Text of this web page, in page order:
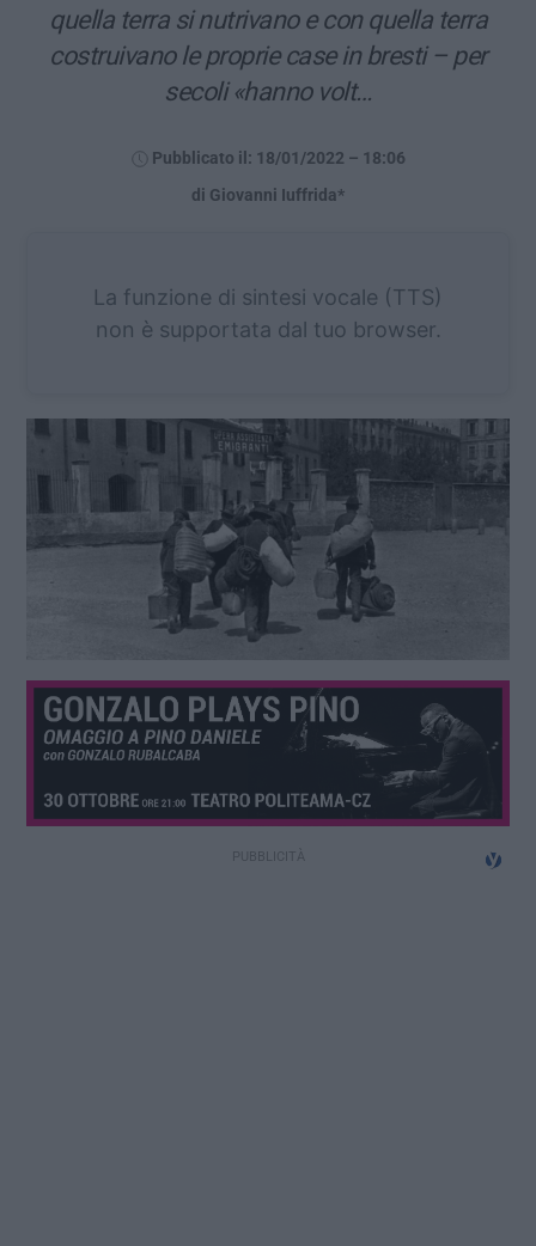
quella terra si nutrivano e con quella terra
costruivano le proprie case in bresti – per
secoli «hanno volt…
Pubblicato il: 18/01/2022 – 18:06
di Giovanni Iuffrida*
La funzione di sintesi vocale (TTS)
non è supportata dal tuo browser.